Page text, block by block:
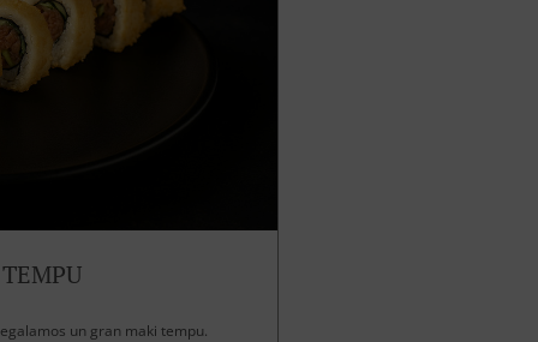
un gran maki tempu.